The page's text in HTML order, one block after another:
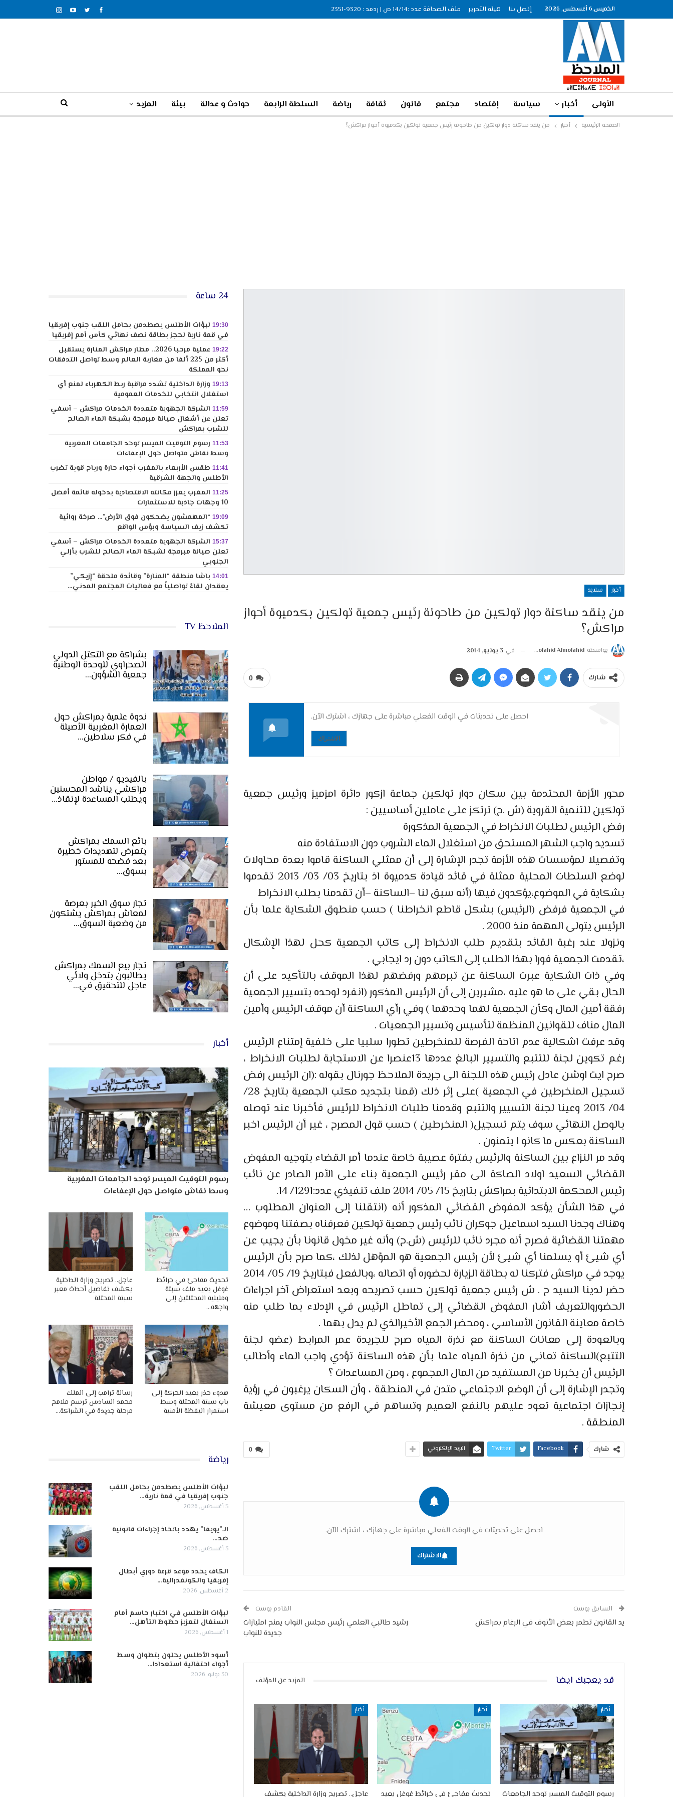
الخميس,6 أغسطس, 2026 إتصل بنا هيئة التحرير ملف الصحافة عدد :14/14 ص | ردمد : 9320-2351
الأولى أخبار سياسة إقتصاد مجتمع قانون ثقافة رياضة السلطة الرابعة حوادث و عدالة بيئة المزيد
الصفحة الرئيسية أخبار من ينقد ساكنة دوار تولكين من طاحونة رئيس جمعية تولكين بكدميوة أحواز مراكش؟
أخبار سلايد
من ينقد ساكنة دوار تولكين من طاحونة رئيس جمعية تولكين بكدميوة أحواز
مراكش؟
بواسطة Almolahid Almolahid في 3 يوليو, 2014
0 شارك
احصل على تحديثات في الوقت الفعلي مباشرة على جهازك ، اشترك الآن.
الاشتراك
محور الأزمة المحتدمة بين سكان دوار تولكين جماعة ازكور دائرة امزميز ورئيس جمعية
تولكين للتنمية القروية (ش .ح) ترتكز على عاملين أساسيين :
رفض الرئيس لطلبات الانخراط في الجمعية المذكورة
تسديد واجب الشهر المستحق من استغلال الماء الشروب دون الاستفادة منه
وتفصيلا لمؤسسات هذه الأزمة تجدر الإشارة إلى أن ممثلي الساكنة قاموا بعدة محاولات
لوضع السلطات المحلية ممثلة في قائد قيادة كدميوة اذ بتاريخ 03/ 03/ 2013 تقدموا
بشكاية في الموضوع،يؤكدون فيها (أنه سبق لنا –الساكنة –أن تقدمنا بطلب الانخراط
في الجمعية فرفض (الرئيس) بشكل قاطع انخراطنا ) حسب منطوق الشكاية علما بأن
الرئيس يتولى المهمة منذ 2000 .
ونزولا عند رغبة القائد بتقديم طلب الانخراط إلى كاتب الجمعية كحل لهذا الإشكال
،تقدمت الجمعية فورا بهذا الطلب إلى الكاتب دون رد ايجابي .
وفي ذات الشكاية عبرت الساكنة عن تبرمهم ورفضهم لهذا الموقف بالتأكيد على أن
الحال بقي على ما هو عليه ،مشيرين إلى أن الرئيس المذكور (انفرد لوحده بتسيير الجمعية
رفقة أمين المال وكأن الجمعية لهما وحدهما ) وفي رأي الساكنة أن موقف الرئيس وأمين
المال مناف للقوانين المنظمة لتأسيس وتسيير الجمعيات .
وقد عرفت اشكالية عدم اتاحة الفرصة للمنخرطين تطورا سلبيا على خلفية إمتناع الرئيس
رغم تكوين لجنة للتتبع والتسيير البالغ عددها 13عنصرا عن الاستجابة لطلبات الانخراط ،
صرح ايت اوشن عادل رئيس هذه اللجنة الى جريدة الملاحظ جورنال بقوله :(ان الرئيس رفض
تسجيل المنخرطين في الجمعية )على إثر ذلك (قمنا بتجديد مكتب الجمعية بتاريخ 28/
04/ 2013 وعينا لجنة التسيير والتتبع وقدمنا طلبات الانخراط للرئيس فأخبرنا عند توصله
بالوصل النهائي سوف يتم تسجيل( المنخرطين ) حسب قول المصرح ، غير أن الرئيس اخبر
الساكنة بعكس ما كانو ا يتمنون .
وقد مر النزاع بين الساكنة والرئيس بفترة عصيبة خاصة عندما أمر القضاء بتوجيه المفوض
القضائي السعيد اولاد الصاكة الى مقر رئيس الجمعية بناء على الأمر الصادر عن نائب
رئيس المحكمة الابتدائية بمراكش بتاريخ 15/ 05/ 2014 ملف تنفيذي عدد:1291/ 14.
في هذا الشأن يؤكد المفوض القضائي المذكور أنه (انتقلنا إلى العنوان المطلوب …
وهناك وجدنا السيد اسماعيل جوكران نائب رئيس جمعية تولكين فعرفناه بصفتنا وموضوع
مهمتنا القضائية فصرح أنه مجرد نائب للرئيس (ش.ح) وأنه غير مخول قانونا بأن يجيب عن
أي شيئ أو يسلمنا أي شيئ لأن رئيس الجمعية هو المؤهل لذلك ،كما صرح بأن الرئيس
يوجد في مراكش فتركنا له بطاقة الزيارة لحضوره أو اتصاله ،وبالفعل فبتاريخ 19/ 05/ 2014
حضر لدينا السيد ح . ش رئيس جمعية تولكين حسب تصريحه وبعد استعراض آخر اجراءات
الحضوروالتعريف أشار المفوض القضائي إلى تماطل الرئيس في الإدلاء بما طلب منه
خاصة معاينة القانون الأساسي ، ومحضر الجمع الأخيرالذي لم يدل بهما .
وبالعودة إلى معانات الساكنة مع نذرة المياه صرح للجريدة عمر المرابط (عضو لجنة
التتبع)الساكنة تعاني من نذرة المياه علما بأن هذه الساكنة تؤدي واجب الماء وأطالب
الرئيس أن يخبرنا من المستفيد من المال المجموع ، ومن المساعدات ؟
وتجدر الإشارة إلى أن الوضع الاجتماعي متدن في المنطقة ، وأن السكان يرغبون في رؤية
إنجازات اجتماعية تعود عليهم بالنفع العميم وتساهم في الرفع من مستوى معيشة
المنطقة .
0 شارك Facebook
Twitter البريد الإلكتروني
احصل على تحديثات في الوقت الفعلي مباشرة على جهازك ، اشترك الآن.
الاشتراك
السابق بوست
يد القانون تطمر بعض الأنوف في الرغام بمراكش
القادم بوست
رشيد طالبي العلمي رئيس مجلس النواب يمنح امتيازات
جديدة للنواب
قد يعجبك ايضا المزيد عن المؤلف
أخبار
رسوم التوقيت الميسر توحد الجامعات
أخبار
تحديث مفاجئ في خرائط غوغل يعيد
أخبار
عاجل.. تصريح وزارة الداخلية يكشف
24 ساعة
19:30 لبؤات الأطلس يصطدمن بحامل اللقب جنوب إفريقيا
في قمة نارية لحجز بطاقة نصف نهائي كأس أمم إفريقيا
19:22
عملية مرحبا 2026.. مطار مراكش المنارة يستقبل
أكثر من 225 ألفا من مغاربة العالم وسط تواصل التدفقات
نحو المملكة
19:13 وزارة الداخلية تشدد مراقبة ربط الكهرباء لمنع أي
استغلال انتخابي للخدمات العمومية
11:59 الشركة الجهوية متعددة الخدمات مراكش – آسفي
تعلن عن أشغال صيانة مبرمجة بشبكة الماء الصالح
للشرب بمراكش
11:53 رسوم التوقيت الميسر توحد الجامعات المغربية
وسط نقاش متواصل حول الإعفاءات
11:41 طقس الأربعاء بالمغرب أجواء حارة ورياح قوية تضرب
الأطلس والجهة الشرقية
11:25 المغرب يعزز مكانته الاقتصادية بدخوله قائمة أفضل
10 وجهات جاذبة للاستثمارات
19:09 “المهمشون يضحكون فوق الأرض”… صرخة روائية
تكشف زيف السياسة وبؤس الواقع
15:37 الشركة الجهوية متعددة الخدمات مراكش – آسفي
تعلن صيانة مبرمجة لشبكة الماء الصالح للشرب بأزلي
الجنوبي
14:01 باشا منطقة “المنارة” وقائدة ملحقة “إزيكي”
يعقدان لقاءً تواصلياً مع فعاليات المجتمع المدني…
الملاحظ TV
بشراكة مع التكتل الدولي
الصحراوي للوحدة الوطنية
جمعية الشؤون…
ندوة علمية بمراكش حول
العمارة المغربية الأصيلة
في فكر سلاطين…
بالفيديو / مواطن
مراكشي يناشد المحسنين
ويطلب المساعدة لإنقاذ…
بائع السمك بمراكش
يتعرض لتهديدات خطيرة
بعد فضحه للمستور
بسوق…
تجار سوق الخير بعرصة
لمعاش بمراكش يشتكون
من وضعية السوق…
تجار بيع السمك بمراكش
يطالبون بتدخل ولائي
عاجل للتحقيق في…
أخبار
رسوم التوقيت الميسر توحد الجامعات المغربية
وسط نقاش متواصل حول الإعفاءات
تحديث مفاجئ في خرائط
غوغل يعيد ملف سبتة
ومليلية المحتلتين إلى
واجهة…
عاجل.. تصريح وزارة الداخلية
يكشف تفاصيل أحداث معبر
سبتة المحتلة
هدوء حذر يعيد الحركة إلى
باب سبتة المحتلة وسط
استمرار اليقظة الأمنية
رسالة ترامب إلى الملك
محمد السادس ترسم ملامح
مرحلة جديدة في الشراكة…
رياضة
لبؤات الأطلس يصطدمن بحامل اللقب
جنوب إفريقيا في قمة نارية…
5 أغسطس, 2026
الـ”يويفا” يهدد باتخاذ إجراءات قانونية
ضد…
3 أغسطس, 2026
الكاف يحدد موعد قرعة دوري أبطال
إفريقيا والكونفدرالية…
2 أغسطس, 2026
لبؤات الأطلس في اختبار حاسم أمام
السنغال لتعزيز حظوظ التأهل…
1 أغسطس, 2026
أسود الأطلس يحلون بتطوان وسط
أجواء احتفالية استعدادا…
30 يوليو, 2026